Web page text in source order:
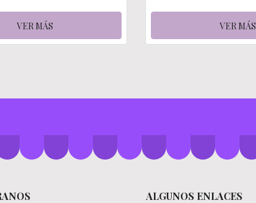
VER MÁS VER MÁS
ALGUNOS ENLACES